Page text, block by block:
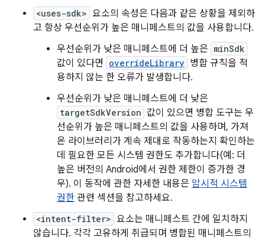
<uses-sdk> 요소의 속성은 다음과 같은 상황을 제외하
고 항상 우선순위가 높은 매니페스트의 값을 사용합니다.
우선순위가 낮은 매니페스트에 더 높은 minSdk
값이 있다면 overrideLibrary 병합 규칙을 적
용하지 않는 한 오류가 발생합니다.
우선순위가 낮은 매니페스트에 더 낮은
targetSdkVersion 값이 있으면 병합 도구는 우
선순위가 높은 매니페스트의 값을 사용하며, 가져
온 라이브러리가 계속 제대로 작동하는지 확인하는
데 필요한 모든 시스템 권한도 추가합니다(예: 더
높은 버전의 Android에서 권한 제한이 증가한 경
우). 이 동작에 관한 자세한 내용은 암시적 시스템
권한 관련 섹션을 참고하세요.
<intent-filter> 요소는 매니페스트 간에 일치하지
않습니다. 각각 고유하게 취급되며 병합된 매니페스트의